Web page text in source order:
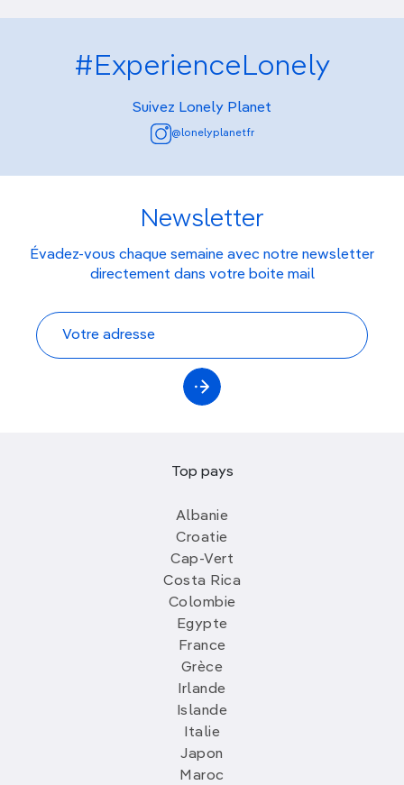
#ExperienceLonely
Suivez Lonely Planet
@lonelyplanetfr
Newsletter
Évadez-vous chaque semaine avec notre newsletter
directement dans votre boite mail
Top pays
Albanie
Croatie
Cap-Vert
Costa Rica
Colombie
Egypte
France
Grèce
Irlande
Islande
Italie
Japon
Maroc